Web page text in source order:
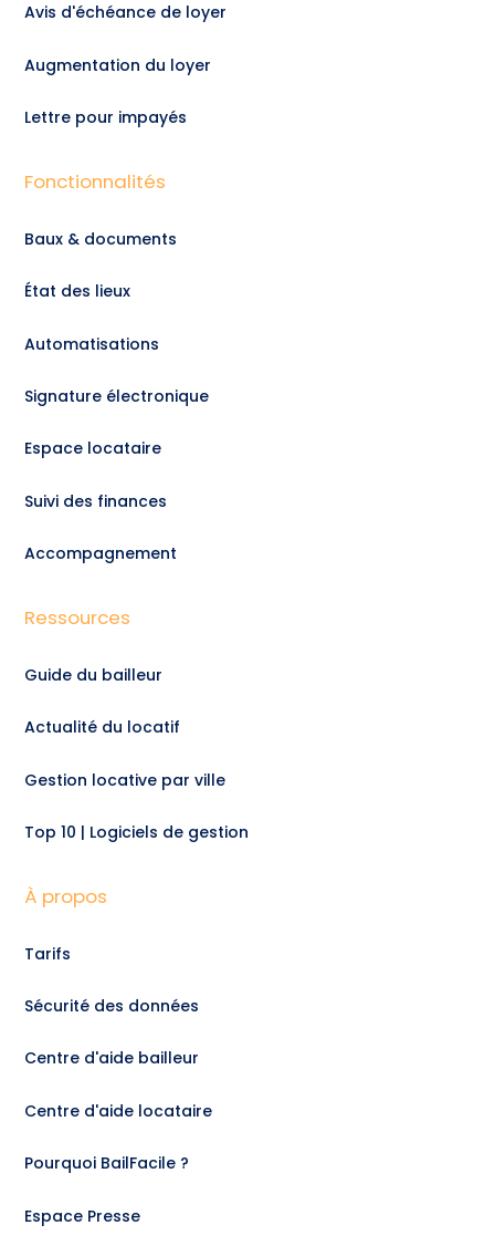
Avis d'échéance de loyer
Augmentation du loyer
Lettre pour impayés
Fonctionnalités
Baux & documents
État des lieux
Automatisations
Signature électronique
Espace locataire
Suivi des finances
Accompagnement
Ressources
Guide du bailleur
Actualité du locatif
Gestion locative par ville
Top 10 | Logiciels de gestion
À propos
Tarifs
Sécurité des données
Centre d'aide bailleur
Centre d'aide locataire
Pourquoi BailFacile ?
Espace Presse